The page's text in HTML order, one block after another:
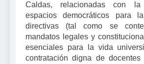
Caldas, relacionadas con
espacios democráticos para
directivas (tal como se
mandatos legales y
esenciales para la vida
contratación digna de docentes